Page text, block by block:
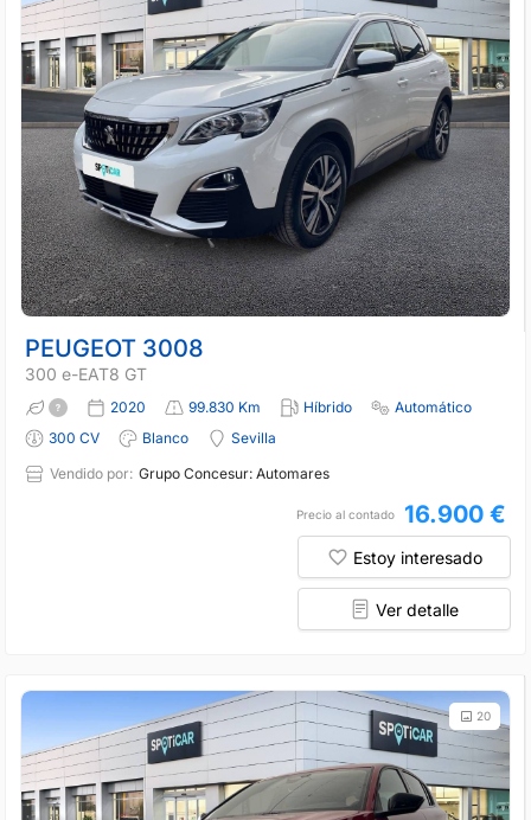
PEUGEOT 3008
300 e-EAT8 GT
2020 99.830 Km Híbrido
Automático
300 CV
Blanco
Sevilla
Vendido por: Grupo Concesur: Automares
Precio al contado 16.900 €
Estoy interesado
Ver detalle
20